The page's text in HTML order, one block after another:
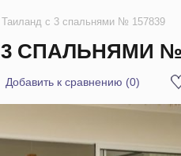
с 3 спальнями № 157839
СПАЛЬНЯМИ №
Добавить к сравнению (0)